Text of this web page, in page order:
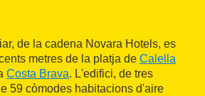
de la cadena Novara Hotels, es
metres de la platja de Calella
Costa Brava. L'edifici, de tres
59 còmodes habitacions d'aire